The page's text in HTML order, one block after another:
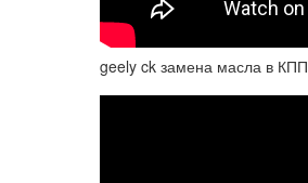
geely ck замена масла в КПП